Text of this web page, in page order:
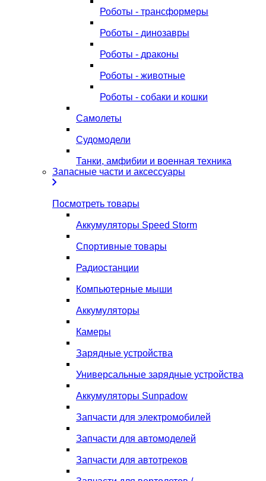
Роботы - трансформеры
Роботы - динозавры
Роботы - драконы
Роботы - животные
Роботы - собаки и кошки
Самолеты
Судомодели
Танки, амфибии и военная техника
Запасные части и аксессуары
Посмотреть товары
Аккумуляторы Speed Storm
Спортивные товары
Радиостанции
Компьютерные мыши
Аккумуляторы
Камеры
Зарядные устройства
Универсальные зарядные устройства
Аккумуляторы Sunpadow
Запчасти для электромобилей
Запчасти для автомоделей
Запчасти для автотреков